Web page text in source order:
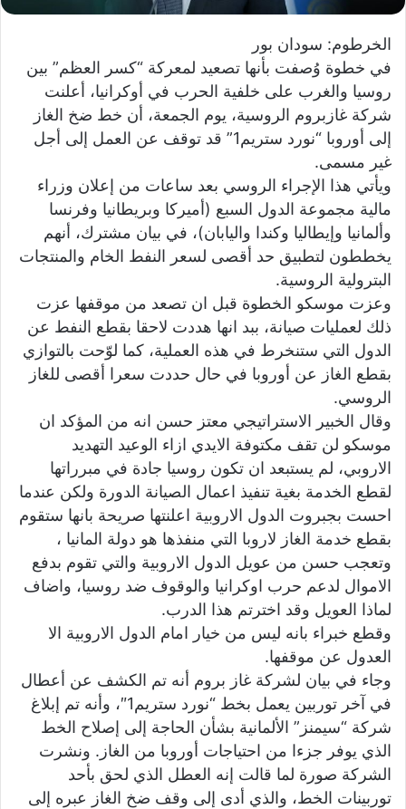
ا
الخرطوم: سودان بور
في خطوة وُصفت بأنها تصعيد لمعركة “كسر العظم” بين
روسيا والغرب على خلفية الحرب في أوكرانيا، أعلنت
شركة غازبروم الروسية، يوم الجمعة، أن خط ضخ الغاز
إلى أوروبا “نورد ستريم1” قد توقف عن العمل إلى أجل
غير مسمى.
ويأتي هذا الإجراء الروسي بعد ساعات من إعلان وزراء
مالية مجموعة الدول السبع (أميركا وبريطانيا وفرنسا
وألمانيا وإيطاليا وكندا واليابان)، في بيان مشترك، أنهم
يخططون لتطبيق حد أقصى لسعر النفط الخام والمنتجات
البترولية الروسية.
وعزت موسكو الخطوة قبل ان تصعد من موقفها عزت
ذلك لعمليات صيانة، ببد انها هددت لاحقا بقطع النفط عن
الدول التي ستنخرط في هذه العملية، كما لوّحت بالتوازي
بقطع الغاز عن أوروبا في حال حددت سعرا أقصى للغاز
الروسي.
وقال الخبير الاستراتيجي معتز حسن انه من المؤكد ان
موسكو لن تقف مكتوفة الايدي ازاء الوعيد التهديد
الاروبي، لم يستبعد ان تكون روسيا جادة في مبرراتها
لقطع الخدمة بغية تنفيذ اعمال الصيانة الدورة ولكن عندما
احست بجبروت الدول الاروبية اعلنتها صريحة بانها ستقوم
بقطع خدمة الغاز لاروبا التي منفذها هو دولة المانيا ،
وتعجب حسن من عويل الدول الاروبية والتي تقوم بدفع
الاموال لدعم حرب اوكرانيا والوقوف ضد روسيا، واضاف
لماذا العويل وقد اخترتم هذا الدرب.
وقطع خبراء بانه ليس من خيار امام الدول الاروبية الا
العدول عن موقفها.
وجاء في بيان لشركة غاز بروم أنه تم الكشف عن أعطال
في آخر توربين يعمل بخط “نورد ستريم1″، وأنه تم إبلاغ
شركة “سيمنز” الألمانية بشأن الحاجة إلى إصلاح الخط
الذي يوفر جزءا من احتياجات أوروبا من الغاز. ونشرت
الشركة صورة لما قالت إنه العطل الذي لحق بأحد
توربينات الخط، والذي أدى إلى وقف ضخ الغاز عبره إلى